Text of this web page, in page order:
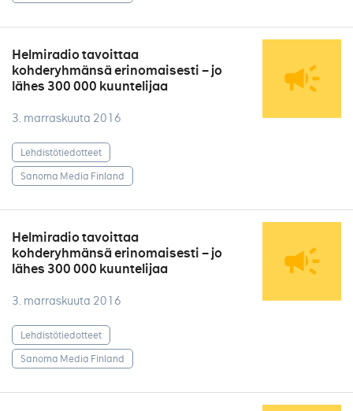
Helmiradio tavoittaa
kohderyhmänsä erinomaisesti – jo
lähes 300 000 kuuntelijaa
3. marraskuuta 2016
Lehdistötiedotteet
Sanoma Media Finland
Helmiradio tavoittaa
kohderyhmänsä erinomaisesti – jo
lähes 300 000 kuuntelijaa
3. marraskuuta 2016
Lehdistötiedotteet
Sanoma Media Finland